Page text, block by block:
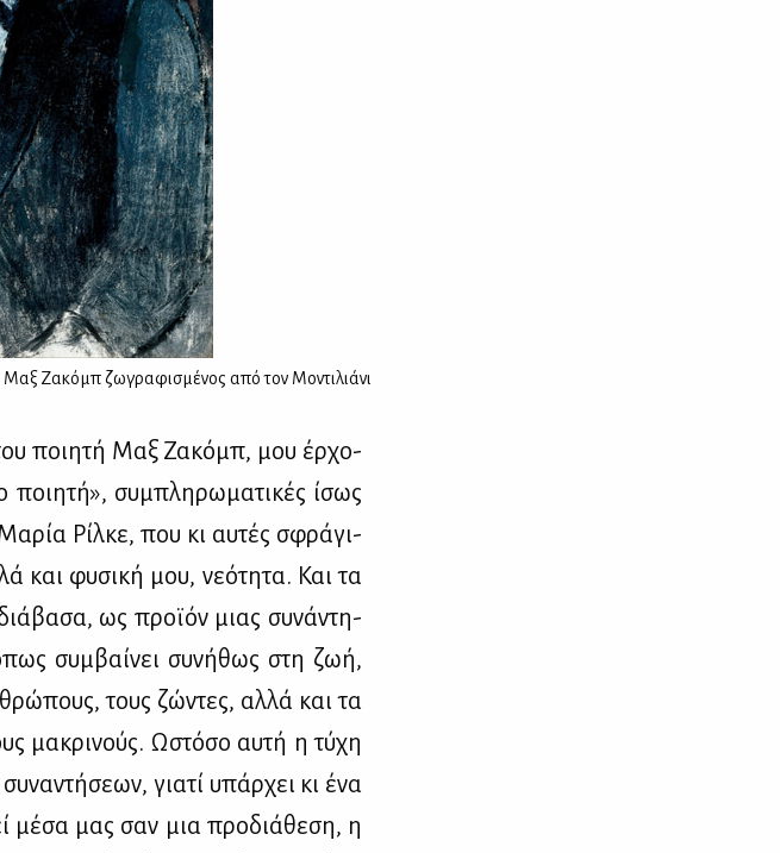
Ζακόμπ ζωγραφισμένος από τον Μοντιλιάνι
ποι­η­τή Μαξ Ζα­κόμπ, μου έρ­χο­
ποι­η­τή», συ­μπλη­ρω­μα­τι­κές ίσως
Ρίλ­κε, που κι αυ­τές σφρά­γι­
και φυ­σι­κή μου, νε­ό­τη­τα. Και τα
ως προ­ϊ­όν μιας συ­νά­ντη­
συμ­βαί­νει συ­νή­θως στη ζωή,
τους ζώ­ντες, αλ­λά και τα
μα­κρι­νούς. Ωστό­σο αυ­τή η τύ­χη
για­τί υπάρ­χει κι ένα
μέ­σα μας σαν μια προ­διά­θε­ση, η